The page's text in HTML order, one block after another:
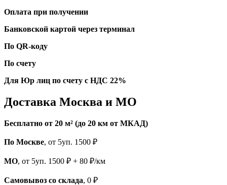
Оплата при получении
Банковской картой через терминал
По QR-коду
По счету
Для Юр лиц по счету с НДС 22%
Доставка Москва и МО
Бесплатно от 20 м² (до 20 км от МКАД)
По Москве, от 5уп. 1500 ₽
МО, от 5уп. 1500 ₽ + 80 ₽/км
Самовывоз со склада, 0 ₽